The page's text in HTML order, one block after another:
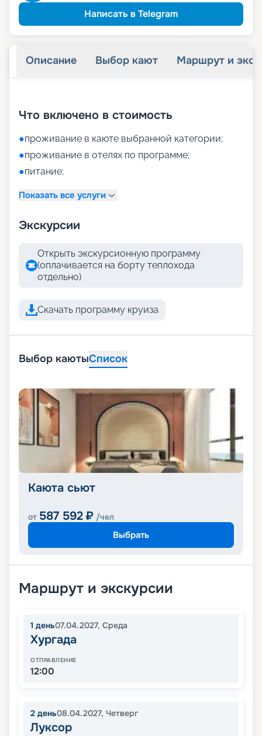
Написать в Telegram
Описание Выбор кают Маршрут и
Что включено в стоимость
●проживание в каюте выбранной категории;
●проживание в отелях по программе;
●питание;
Показать все услуги
Экскурсии
Открыть экскурсионную программу
(оплачивается на борту теплохода
отдельно)
Скачать программу круиза
Выбор каютыСписок
Каюта сьют
от 587 592 ₽ /чел
Выбрать
Маршрут и экскурсии
1 день07.04.2027, Среда
Хургада
ОТПРАВЛЕНИЕ
12:00
2 день08.04.2027, Четверг
Луксор